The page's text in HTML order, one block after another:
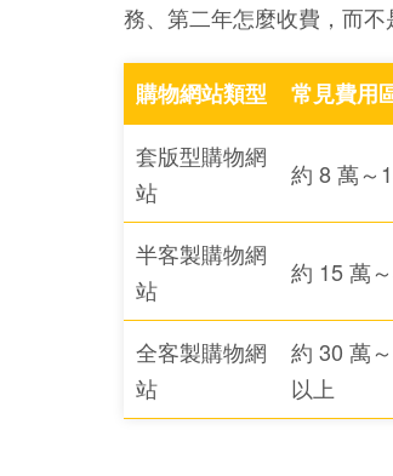
務、第二年怎麼收費，而不
購物網站類型 常見費用
套版型購物網
站
約 8 萬～
半客製購物網
站
約 15 萬
全客製購物網
站
約 30 萬
以上